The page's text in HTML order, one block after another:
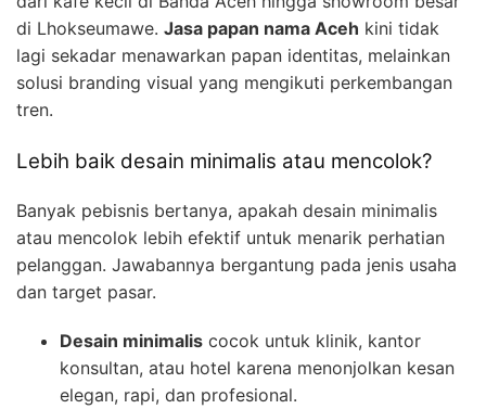
di Lhokseumawe. Jasa papan nama Aceh kini tidak
lagi sekadar menawarkan papan identitas, melainkan
solusi branding visual yang mengikuti perkembangan
tren.
Lebih baik desain minimalis atau mencolok?
Banyak pebisnis bertanya, apakah desain minimalis
atau mencolok lebih efektif untuk menarik perhatian
pelanggan. Jawabannya bergantung pada jenis usaha
dan target pasar.
Desain minimalis cocok untuk klinik, kantor
konsultan, atau hotel karena menonjolkan kesan
elegan, rapi, dan profesional.